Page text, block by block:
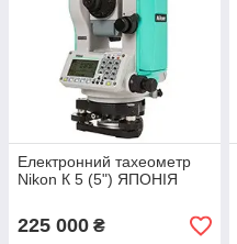
Електронний тахеометр
Nikon К 5 (5") ЯПОНІЯ
225 000 ₴